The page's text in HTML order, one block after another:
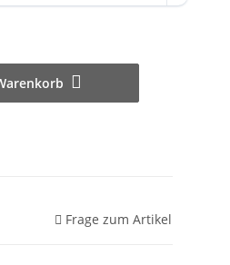
Frage zum Artikel